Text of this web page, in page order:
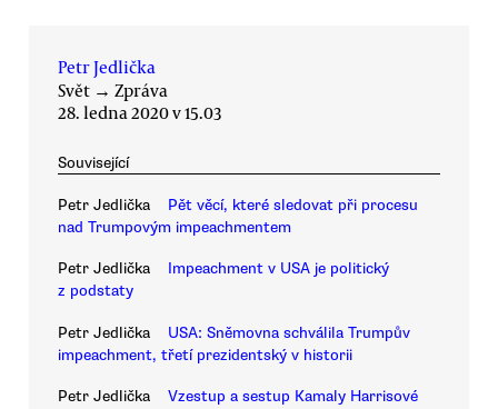
Petr Jedlička
Svět → Zpráva
28. ledna 2020 v 15.03
Související
Petr Jedlička
Pět věcí, které sledovat při procesu
nad Trumpovým impeachmentem
Petr Jedlička
Impeachment v USA je politický
z podstaty
Petr Jedlička
USA: Sněmovna schválila Trumpův
impeachment, třetí prezidentský v historii
Petr Jedlička Vzestup a sestup Kamaly Harrisové